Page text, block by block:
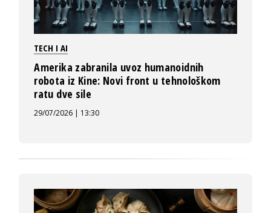
TECH I AI
Amerika zabranila uvoz humanoidnih
robota iz Kine: Novi front u tehnološkom
ratu dve sile
29/07/2026 | 13:30